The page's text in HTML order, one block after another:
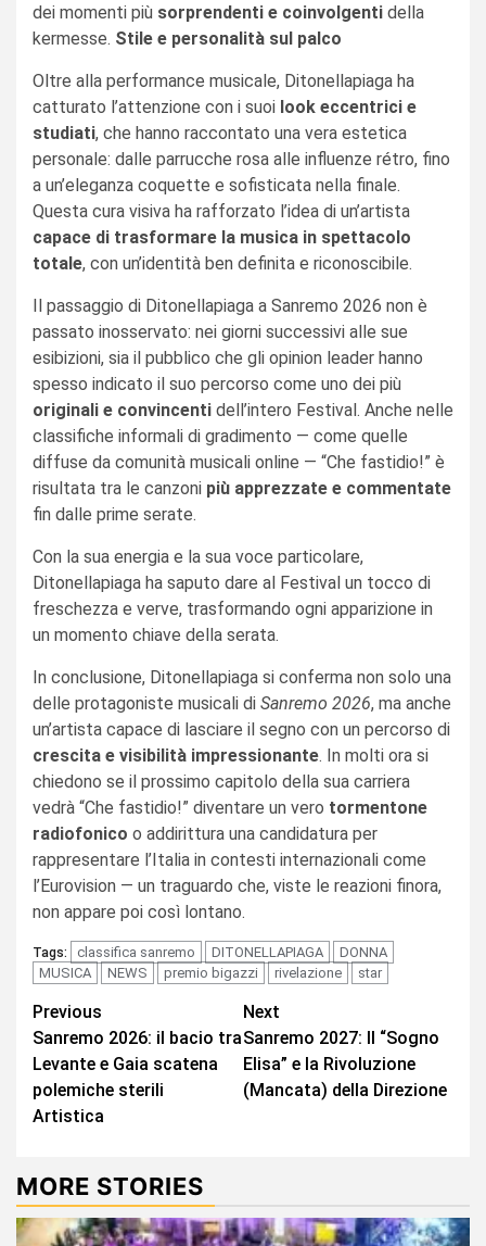
dei momenti più sorprendenti e coinvolgenti della
kermesse. Stile e personalità sul palco
Oltre alla performance musicale, Ditonellapiaga ha
catturato l’attenzione con i suoi look eccentrici e
studiati, che hanno raccontato una vera estetica
personale: dalle parrucche rosa alle influenze rétro, fino
a un’eleganza coquette e sofisticata nella finale.
Questa cura visiva ha rafforzato l’idea di un’artista
capace di trasformare la musica in spettacolo
totale, con un’identità ben definita e riconoscibile.
Il passaggio di Ditonellapiaga a Sanremo 2026 non è
passato inosservato: nei giorni successivi alle sue
esibizioni, sia il pubblico che gli opinion leader hanno
spesso indicato il suo percorso come uno dei più
originali e convincenti dell’intero Festival. Anche nelle
classifiche informali di gradimento — come quelle
diffuse da comunità musicali online — “Che fastidio!” è
risultata tra le canzoni più apprezzate e commentate
fin dalle prime serate.
Con la sua energia e la sua voce particolare,
Ditonellapiaga ha saputo dare al Festival un tocco di
freschezza e verve, trasformando ogni apparizione in
un momento chiave della serata.
In conclusione, Ditonellapiaga si conferma non solo una
delle protagoniste musicali di Sanremo 2026, ma anche
un’artista capace di lasciare il segno con un percorso di
crescita e visibilità impressionante. In molti ora si
chiedono se il prossimo capitolo della sua carriera
vedrà “Che fastidio!” diventare un vero tormentone
radiofonico o addirittura una candidatura per
rappresentare l’Italia in contesti internazionali come
l’Eurovision — un traguardo che, viste le reazioni finora,
non appare poi così lontano.
Tags: classifica sanremo DITONELLAPIAGA
DONNA
MUSICA
NEWS premio bigazzi rivelazione star
Continue
Reading
Previous
Sanremo 2026: il bacio tra
Levante e Gaia scatena
polemiche sterili
Next
Sanremo 2027: Il “Sogno
Elisa” e la Rivoluzione
(Mancata) della Direzione
Artistica
MORE STORIES